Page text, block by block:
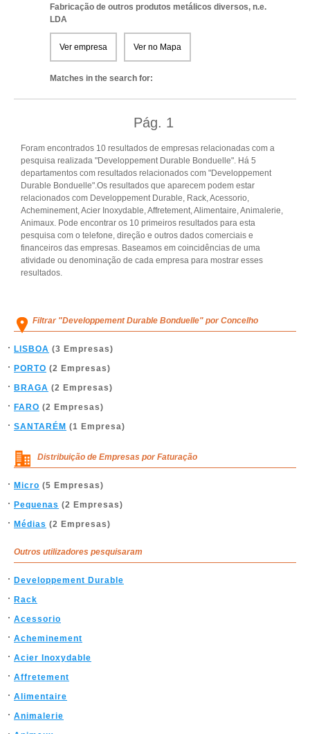
Fabricação de outros produtos metálicos diversos, n.e.
LDA
Ver empresa Ver no Mapa
Matches in the search for:
Pág. 1
Foram encontrados 10 resultados de empresas relacionadas com a
pesquisa realizada "Developpement Durable Bonduelle". Há 5
departamentos com resultados relacionados com "Developpement
Durable Bonduelle".Os resultados que aparecem podem estar
relacionados com Developpement Durable, Rack, Acessorio,
Acheminement, Acier Inoxydable, Affretement, Alimentaire, Animalerie,
Animaux. Pode encontrar os 10 primeiros resultados para esta
pesquisa com o telefone, direção e outros dados comerciais e
financeiros das empresas. Baseamos em coincidências de uma
atividade ou denominação de cada empresa para mostrar esses
resultados.
Filtrar "Developpement Durable Bonduelle" por Concelho
LISBOA (3 Empresas)
PORTO (2 Empresas)
BRAGA (2 Empresas)
FARO (2 Empresas)
SANTARÉM (1 Empresa)
Distribuição de Empresas por Faturação
Micro (5 Empresas)
Pequenas (2 Empresas)
Médias (2 Empresas)
Outros utilizadores pesquisaram
Developpement Durable
Rack
Acessorio
Acheminement
Acier Inoxydable
Affretement
Alimentaire
Animalerie